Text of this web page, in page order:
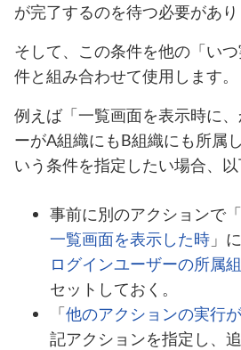
が完了するのを待つ必要があり
そして、この条件を他の「い
件と組み合わせて使用します。
例えば「一覧画面を表示時に
ーがA組織にもB組織にも所属
いう条件を指定したい場合、以
事前に別のアクションで「
一覧画面を表示した時 」
ログインユーザーの所属
セットしておく。
「他のアクションの実行
記アクションを指定し、